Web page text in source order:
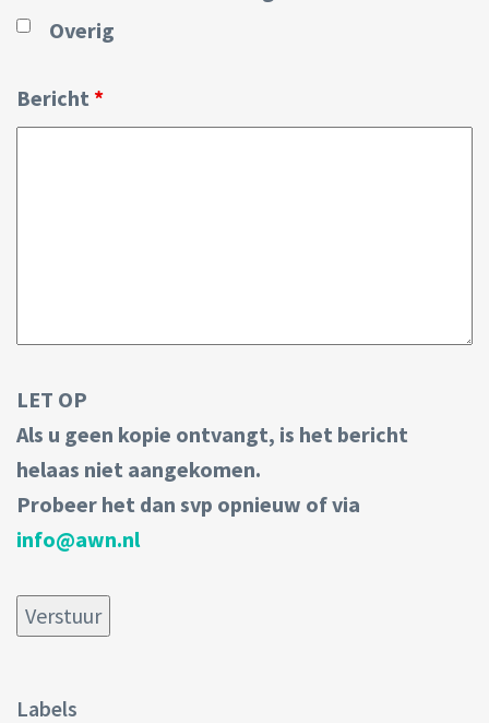
Overig
Bericht *
LET OP
Als u geen kopie ontvangt, is het bericht
helaas niet aangekomen.
Probeer het dan svp opnieuw of via
info@awn.nl
Labels